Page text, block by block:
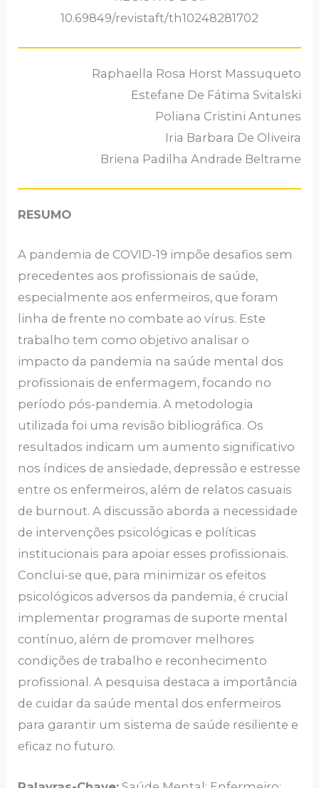
10.69849/revistaft/th10248281702
Raphaella Rosa Horst Massuqueto
Estefane De Fátima Svitalski
Poliana Cristini Antunes
Iria Barbara De Oliveira
Briena Padilha Andrade Beltrame
RESUMO
A pandemia de COVID-19 impõe desafios sem
precedentes aos profissionais de saúde,
especialmente aos enfermeiros, que foram
linha de frente no combate ao vírus. Este
trabalho tem como objetivo analisar o
impacto da pandemia na saúde mental dos
profissionais de enfermagem, focando no
período pós-pandemia. A metodologia
utilizada foi uma revisão bibliográfica. Os
resultados indicam um aumento significativo
nos índices de ansiedade, depressão e estresse
entre os enfermeiros, além de relatos casuais
de burnout. A discussão aborda a necessidade
de intervenções psicológicas e políticas
institucionais para apoiar esses profissionais.
Conclui-se que, para minimizar os efeitos
psicológicos adversos da pandemia, é crucial
implementar programas de suporte mental
contínuo, além de promover melhores
condições de trabalho e reconhecimento
profissional. A pesquisa destaca a importância
de cuidar da saúde mental dos enfermeiros
para garantir um sistema de saúde resiliente e
eficaz no futuro.